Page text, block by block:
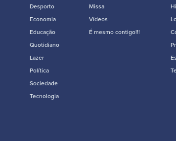
Desporto
Economia
Educação
Quotidiano
Lazer
Política
Sociedade
Tecnologia
Missa
Vídeos
É mesmo contigo!!!